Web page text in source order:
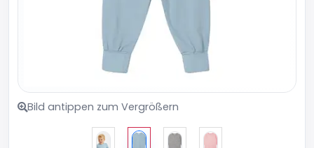
Bild antippen zum Vergrößern